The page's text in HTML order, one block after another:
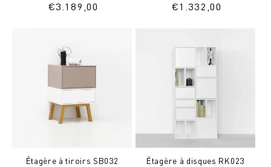
Prix
€3.189,00
Prix
€1.332,00
Étagère à tiroirs SB032 Étagère à disques RK023